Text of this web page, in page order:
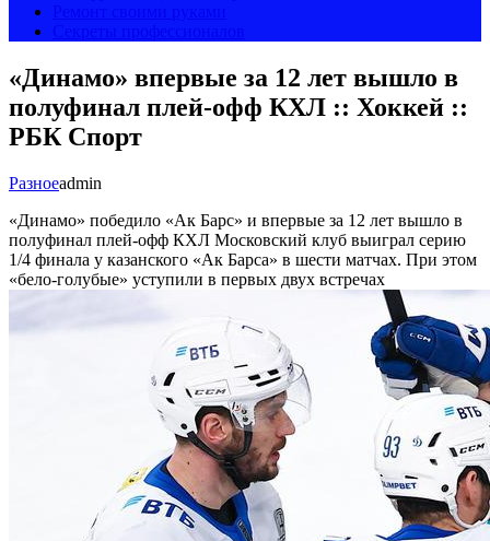
«Динамо» впервые за 12 лет вышло в
полуфинал плей-офф КХЛ :: Хоккей ::
РБК Спорт
Разноеadmin
«Динамо» победило «Ак Барс» и впервые за 12 лет вышло в
полуфинал плей-офф КХЛ Московский клуб выиграл серию
1/4 финала у казанского «Ак Барса» в шести матчах. При этом
«бело-голубые» уступили в первых двух встречах